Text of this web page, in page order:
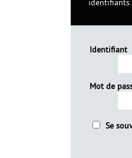
identifiants.
Identifiant
Mot de
Se